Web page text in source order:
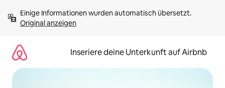
Inhalten
springenOriginal anzeigen
Inseriere deine Unterkunft auf Airbnb